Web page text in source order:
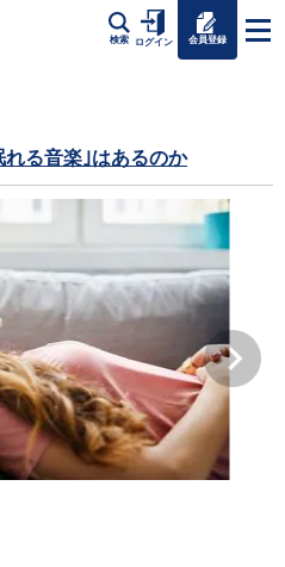
検索 ログイン 会員登録
る音楽｣はあるのか